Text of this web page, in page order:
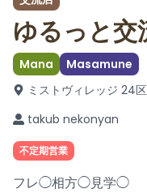
ゆるっと
Mana Masamune
ミストヴィレッジ 24
takub nekonyan
不定期営業
フレ◯相方◯見学◯